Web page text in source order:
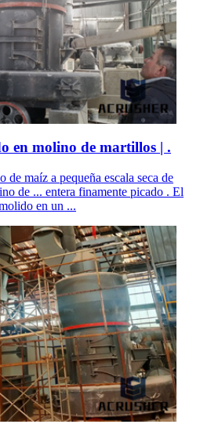
en molino de martillos | .
de maíz a pequeña escala seca de
de ... entera finamente picado . El
en un ...